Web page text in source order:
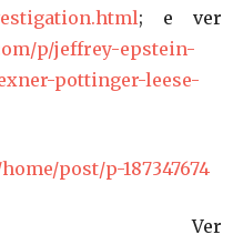
; e ver
p/jeffrey-epstein-
pottinger-leese-
post/p-187347674